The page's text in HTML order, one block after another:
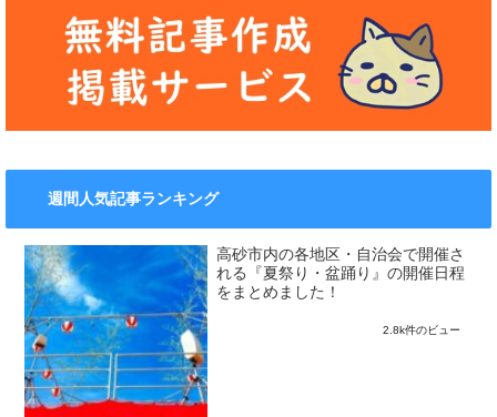
週間人気記事ランキング
高砂市内の各地区・自治会で開催さ
れる『夏祭り・盆踊り』の開催日程
をまとめました！
2.8k件のビュー